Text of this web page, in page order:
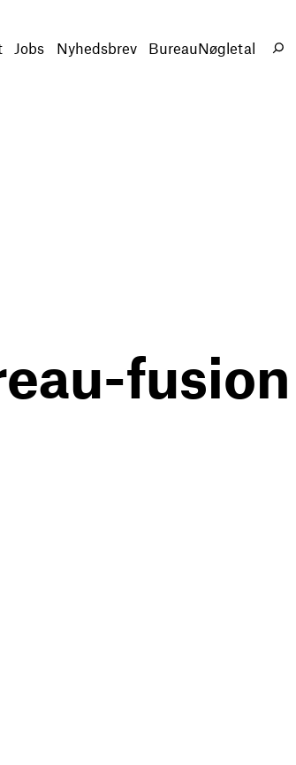
Jobs Nyhedsbrev BureauNøgletal
Søg
fusion